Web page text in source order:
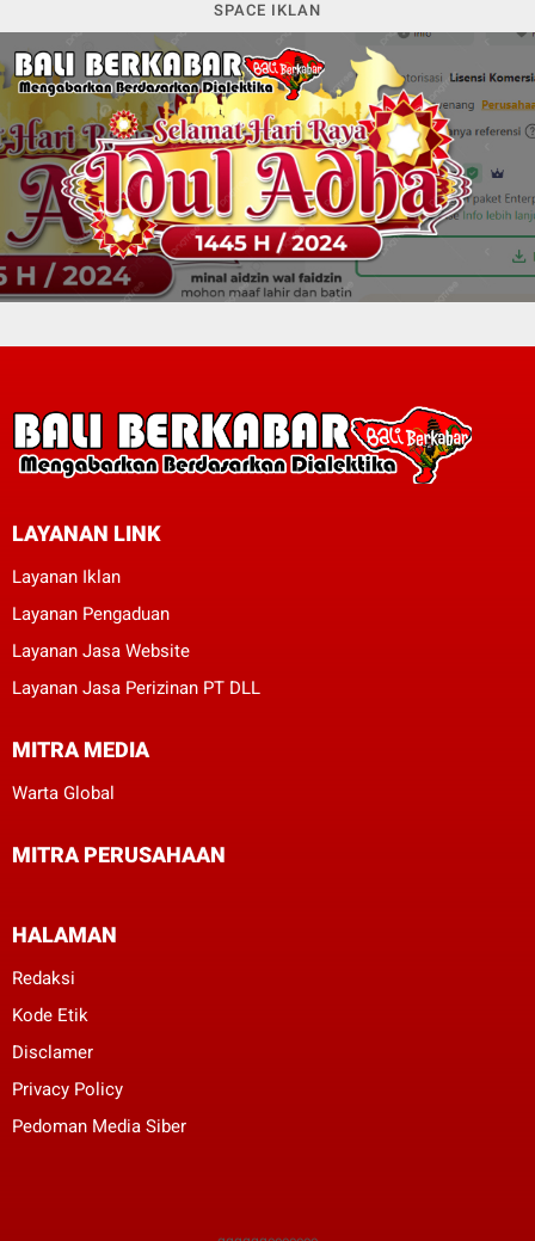
SPACE IKLAN
LAYANAN LINK
Layanan Iklan
Layanan Pengaduan
Layanan Jasa Website
Layanan Jasa Perizinan PT DLL
MITRA MEDIA
Warta Global
MITRA PERUSAHAAN
HALAMAN
Redaksi
Kode Etik
Disclamer
Privacy Policy
Pedoman Media Siber